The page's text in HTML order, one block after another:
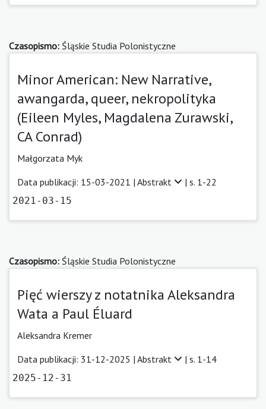
Czasopismo: Śląskie Studia Polonistyczne
Minor American: New Narrative,
awangarda, queer, nekropolityka
(Eileen Myles, Magdalena Zurawski,
CA Conrad)
Małgorzata Myk
Data publikacji: 15-03-2021 | Abstrakt | s. 1-22
2021-03-15
Czasopismo: Śląskie Studia Polonistyczne
Pięć wierszy z notatnika Aleksandra
Wata a Paul Éluard
Aleksandra Kremer
Data publikacji: 31-12-2025 | Abstrakt | s. 1-14
2025-12-31